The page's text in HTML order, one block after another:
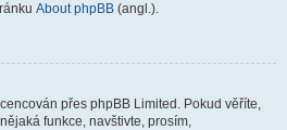
About phpBB (angl.).
přes phpBB Limited. Pokud věříte,
funkce, navštivte, prosím,